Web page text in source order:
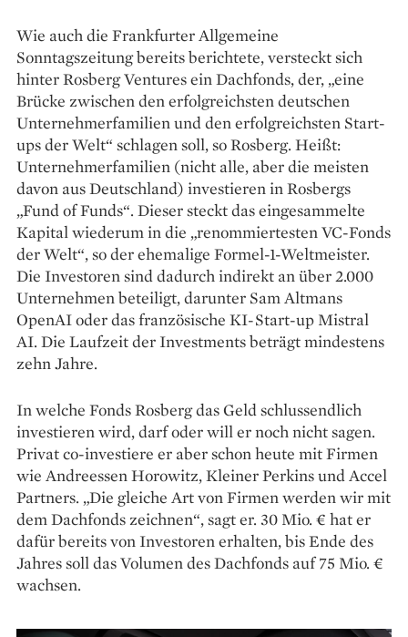
Wie auch die Frankfurter Allgemeine
Sonntagszeitung bereits berichtete, versteckt sich
hinter Rosberg Ventures ein Dachfonds, der, „eine
Brücke zwischen den erfolgreichsten deutschen
Unternehmerfamilien und den erfolgreichsten Start-
ups der Welt“ schlagen soll, so Rosberg. Heißt:
Unternehmerfamilien (nicht alle, aber die meisten
davon aus Deutschland) investieren in Rosbergs
„Fund of Funds“. Dieser steckt das eingesammelte
Kapital wiederum in die „renommiertesten VC-Fonds
der Welt“, so der ehemalige Formel-1-Weltmeister.
Die Investoren sind dadurch indirekt an über 2.000
Unternehmen beteiligt, darunter Sam Altmans
OpenAI oder das französische KI-Start-up Mistral
AI. Die Laufzeit der Investments beträgt mindestens
zehn Jahre.
In welche Fonds Rosberg das Geld schlussendlich
investieren wird, darf oder will er noch nicht sagen.
Privat co-investiere er aber schon heute mit Firmen
wie Andreessen Horowitz, Kleiner Perkins und Accel
Partners. „Die gleiche Art von Firmen werden wir mit
dem Dachfonds zeichnen“, sagt er. 30 Mio. € hat er
dafür bereits von Investoren erhalten, bis Ende des
Jahres soll das Volumen des Dachfonds auf 75 Mio. €
wachsen.